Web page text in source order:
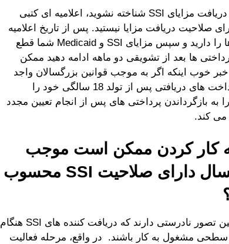
اگر به عنوان بزرگسال دارای صلاحیت دریافت مزایای SSI شناخته نشوید، اعلامیه ای کتبی
صلاحیت دریافت مزایا نیستید. پس از تاریخ اعلامیه
دو ماه دیگر فرصت دریافت پرداختی ها را دارید و سپس مزایای SSI و Medicaid شما قطع
ها بعد از تشویقی دو ماهه ادامه دهید ممکن
خوب اینکه اگر به موجب قوانین بزرگسالان واجد
شرایط نباشید، نیازی نیست تمامی پرداخت های دریافتی پس از تولد 18 سالگی خود را
به بازگرداندن پرداختی های پس از انجام تعیین مجدد
می کند.
کار کردن ممکن است موجب
شود من به عنوان بزرگسال دارای صلاحیت SSI محسوب
بسیاری از افراد جوان و خانواده ها چنین تصور نادرستی دارند که دریافت کننده های SSI هنگام
نباید در هیچ سطحی مشغول به کار باشند. در واقع، مرحله فعالیت